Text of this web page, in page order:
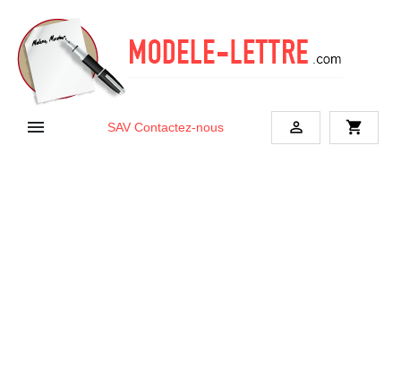
 SAV Contactez-nous  shopping_cart